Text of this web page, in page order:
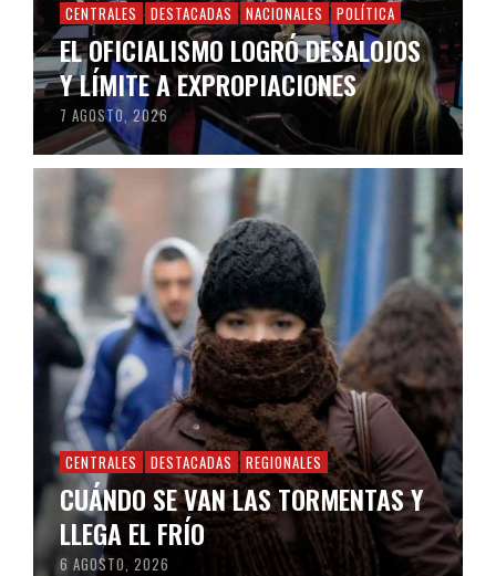
CENTRALES DESTACADAS NACIONALES POLÍTICA
EL OFICIALISMO LOGRÓ DESALOJOS
Y LÍMITE A EXPROPIACIONES
7 AGOSTO, 2026
CENTRALES DESTACADAS REGIONALES
CUÁNDO SE VAN LAS TORMENTAS Y
LLEGA EL FRÍO
6 AGOSTO, 2026